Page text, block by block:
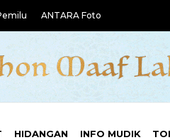
ANTARA Foto
HIDANGAN INFO MUDIK